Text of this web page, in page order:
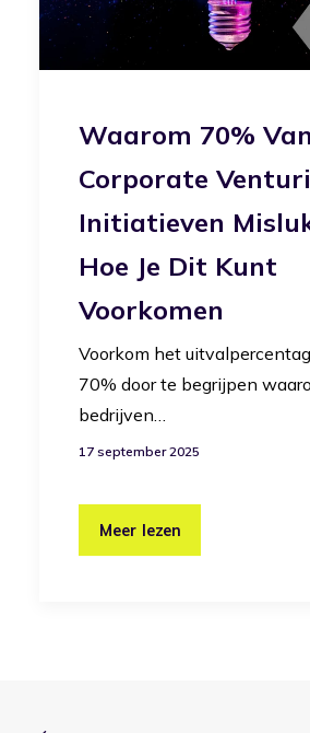
Waarom 70% Van
Corporate
Initiatieven
Hoe Je Dit Kunt
Voorkomen
Voorkom het
70% door te begrijpen
bedrijven…
17 september 2025
Meer lezen